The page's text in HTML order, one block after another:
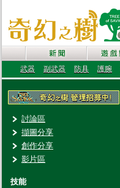
武器 副武器 防具 護腕
討論區
擷圖分享
創作分享
影片區
技能